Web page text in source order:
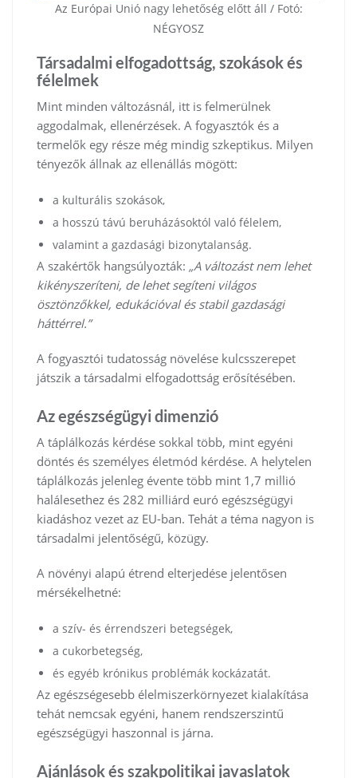
Az Európai Unió nagy lehetőség előtt áll / Fotó:
NÉGYOSZ
Társadalmi elfogadottság, szokások és
félelmek
Mint minden változásnál, itt is felmerülnek
aggodalmak, ellenérzések. A fogyasztók és a
termelők egy része még mindig szkeptikus. Milyen
tényezők állnak az ellenállás mögött:
a kulturális szokások,
a hosszú távú beruházásoktól való félelem,
valamint a gazdasági bizonytalanság.
A szakértők hangsúlyozták: „A változást nem lehet
kikényszeríteni, de lehet segíteni világos
ösztönzőkkel, edukációval és stabil gazdasági
háttérrel.”
A fogyasztói tudatosság növelése kulcsszerepet
játszik a társadalmi elfogadottság erősítésében.
Az egészségügyi dimenzió
A táplálkozás kérdése sokkal több, mint egyéni
döntés és személyes életmód kérdése. A helytelen
táplálkozás jelenleg évente több mint 1,7 millió
halálesethez és 282 milliárd euró egészségügyi
kiadáshoz vezet az EU-ban. Tehát a téma nagyon is
társadalmi jelentőségű, közügy.
A növényi alapú étrend elterjedése jelentősen
mérsékelhetné:
a szív- és érrendszeri betegségek,
a cukorbetegség,
és egyéb krónikus problémák kockázatát.
Az egészségesebb élelmiszerkörnyezet kialakítása
tehát nemcsak egyéni, hanem rendszerszintű
egészségügyi haszonnal is járna.
Ajánlások és szakpolitikai javaslatok